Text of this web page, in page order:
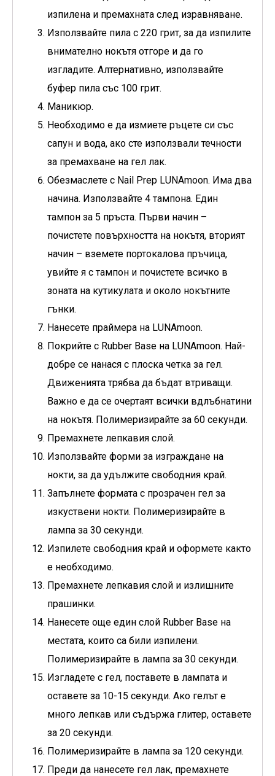
изпилена и премахната след изравняване.
Използвайте пила с 220 грит, за да изпилите
внимателно нокътя отгоре и да го
изгладите. Алтернативно, използвайте
буфер пила със 100 грит.
Маникюр.
Необходимо е да измиете ръцете си със
сапун и вода, ако сте използвали течности
за премахване на гел лак.
Обезмаслете с Nail Prep LUNAmoon. Има два
начина. Използвайте 4 тампона. Един
тампон за 5 пръста. Първи начин –
почистете повърхността на нокътя, вторият
начин – вземете портокалова пръчица,
увийте я с тампон и почистете всичко в
зоната на кутикулата и около нокътните
гънки.
Нанесете праймера на LUNAmoon.
Покрийте с Rubber Base на LUNAmoon. Най-
добре се нанася с плоска четка за гел.
Движенията трябва да бъдат втриващи.
Важно е да се очертаят всички вдлъбнатини
на нокътя. Полимеризирайте за 60 секунди.
Премахнете лепкавия слой.
Използвайте форми за изграждане на
нокти, за да удължите свободния край.
Запълнете формата с прозрачен гел за
изкуствени нокти. Полимеризирайте в
лампа за 30 секунди.
Изпилете свободния край и оформете както
е необходимо.
Премахнете лепкавия слой и излишните
прашинки.
Нанесете още един слой Rubber Base на
местата, които са били изпилени.
Полимеризирайте в лампа за 30 секунди.
Изгладете с гел, поставете в лампата и
оставете за 10-15 секунди. Ако гелът е
много лепкав или съдържа глитер, оставете
за 20 секунди.
Полимеризирайте в лампа за 120 секунди.
Преди да нанесете гел лак, премахнете